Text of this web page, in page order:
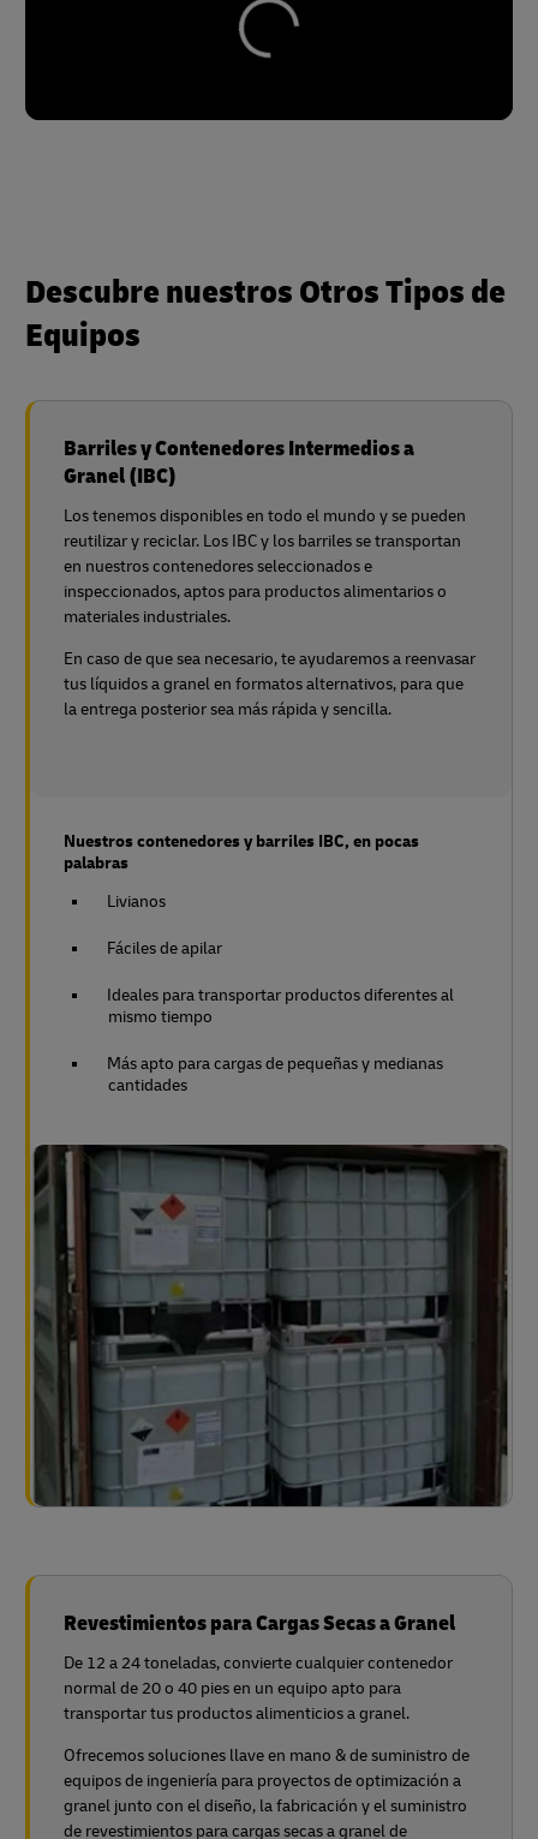
Descubre nuestros Otros Tipos de
Equipos
Barriles y Contenedores Intermedios a
Granel (IBC)
Los tenemos disponibles en todo el mundo y se pueden
reutilizar y reciclar. Los IBC y los barriles se transportan
en nuestros contenedores seleccionados e
inspeccionados, aptos para productos alimentarios o
materiales industriales.
En caso de que sea necesario, te ayudaremos a reenvasar
tus líquidos a granel en formatos alternativos, para que
la entrega posterior sea más rápida y sencilla.
Nuestros contenedores y barriles IBC, en pocas
palabras
Livianos
Fáciles de apilar
Ideales para transportar productos diferentes al
mismo tiempo
Más apto para cargas de pequeñas y medianas
cantidades
Revestimientos para Cargas Secas a Granel
De 12 a 24 toneladas, convierte cualquier contenedor
normal de 20 o 40 pies en un equipo apto para
transportar tus productos alimenticios a granel.
Ofrecemos soluciones llave en mano & de suministro de
equipos de ingeniería para proyectos de optimización a
granel junto con el diseño, la fabricación y el suministro
de revestimientos para cargas secas a granel de